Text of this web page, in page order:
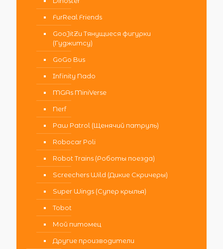
FurReal Friends
GooJitZu Тянущиеся фигурки
(Гуджитсу)
GoGo Bus
Infinity Nado
MGAs MiniVerse
Nerf
Paw Patrol (Щенячий патруль)
Robocar Poli
Robot Trains (Роботы поезда)
Screechers Wild (Дикие Скричеры)
Super Wings (Супер крылья)
Tobot
Мой питомец
Другие производители